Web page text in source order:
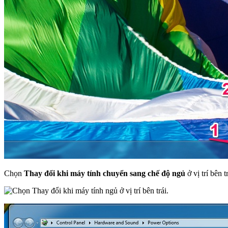
Chọn Thay đổi khi máy tính chuyển sang chế độ ngủ ở vị trí bên